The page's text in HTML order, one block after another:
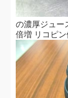
の濃厚ジュー
倍増 リコピ